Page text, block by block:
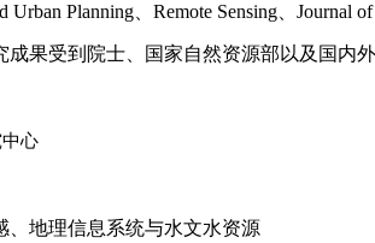
Urban Planning、 Remote Sensing、 Journal
成果受到院士、国家自然资源部以及国内
心
、地理信息系统与水文水资源